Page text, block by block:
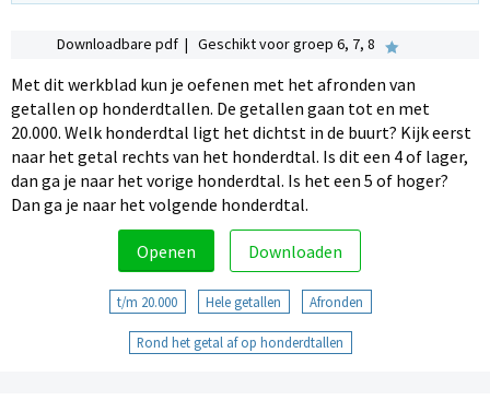
Downloadbare pdf | Geschikt voor groep 6, 7, 8
Met dit werkblad kun je oefenen met het afronden van
getallen op honderdtallen. De getallen gaan tot en met
20.000. Welk honderdtal ligt het dichtst in de buurt? Kijk eerst
naar het getal rechts van het honderdtal. Is dit een 4 of lager,
dan ga je naar het vorige honderdtal. Is het een 5 of hoger?
Dan ga je naar het volgende honderdtal.
Openen Downloaden
t/m 20.000 Hele getallen Afronden
Rond het getal af op honderdtallen